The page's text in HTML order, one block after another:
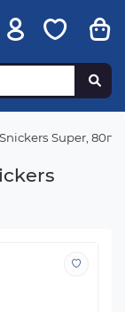
Super, 80г